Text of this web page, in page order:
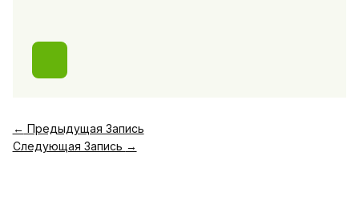
← Предыдущая Запись
Следующая Запись →